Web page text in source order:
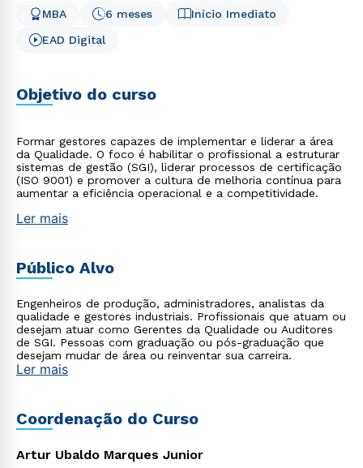
Início Imediato
6 meses
MBA
EAD Digital
Objetivo do curso
Formar gestores capazes de implementar e liderar a área
da Qualidade. O foco é habilitar o profissional a estruturar
sistemas de gestão (SGI), liderar processos de certificação
(ISO 9001) e promover a cultura de melhoria contínua para
aumentar a eficiência operacional e a competitividade.
Ler mais
Público Alvo
Engenheiros de produção, administradores, analistas da
qualidade e gestores industriais. Profissionais que atuam ou
desejam atuar como Gerentes da Qualidade ou Auditores
de SGI. Pessoas com graduação ou pós-graduação que
desejam mudar de área ou reinventar sua carreira.
Ler mais
Coordenação do Curso
Artur Ubaldo Marques Junior